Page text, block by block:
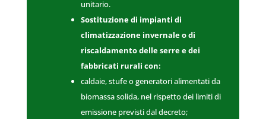
unitario.
Sostituzione di impianti di
climatizzazione invernale o di
riscaldamento delle serre e dei
fabbricati rurali con:
caldaie, stufe o generatori alimentati da
biomassa solida, nel rispetto dei limiti di
emissione previsti dal decreto;